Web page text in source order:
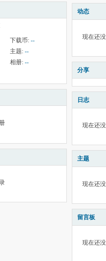
下载币: --
主题: --
相册: --
动态
现在还
分享
日志
现在还
主题
现在还
留言板
现在还